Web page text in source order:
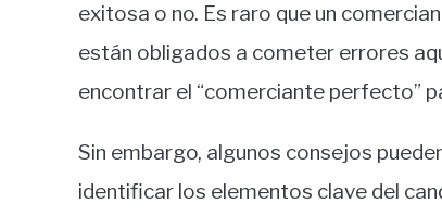
exitosa o no. Es raro que un
están obligados a cometer errores
encontrar el “comerciante perfecto”
Sin embargo, algunos consejos
identificar los elementos clave del